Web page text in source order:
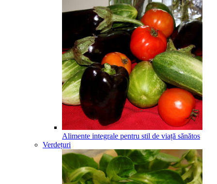
Alimente integrale pentru stil de viață sănătos
Verdețuri